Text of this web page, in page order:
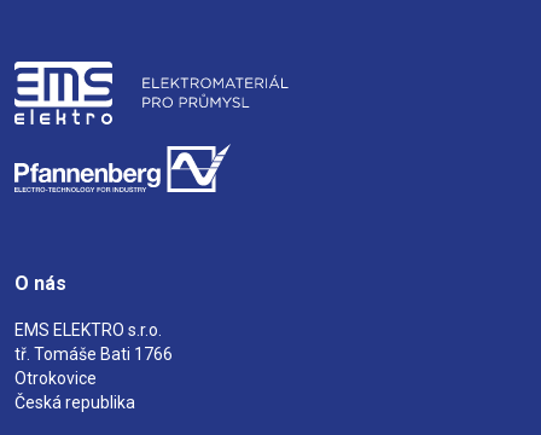
O nás
EMS ELEKTRO s.r.o.
tř. Tomáše Bati 1766
Otrokovice
Česká republika